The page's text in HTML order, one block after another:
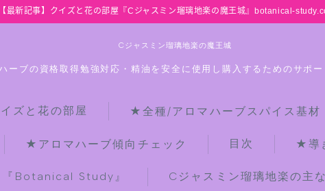
【最新記事】クイズと花の部屋『Cジャスミン瑠璃地楽の魔王城』botanical-
Cジャスミン瑠璃地楽の魔王城
ーブの資格取得勉強対応・精油を安全に使用し購入するためのサポ
イズと花の部屋 ★全種/アロマハーブスパイス基
★アロマハーブ傾向チェック 目次 ★導
『Botanical Study』 Cジャスミン瑠璃地楽の主
【最新】クイズと花の部屋